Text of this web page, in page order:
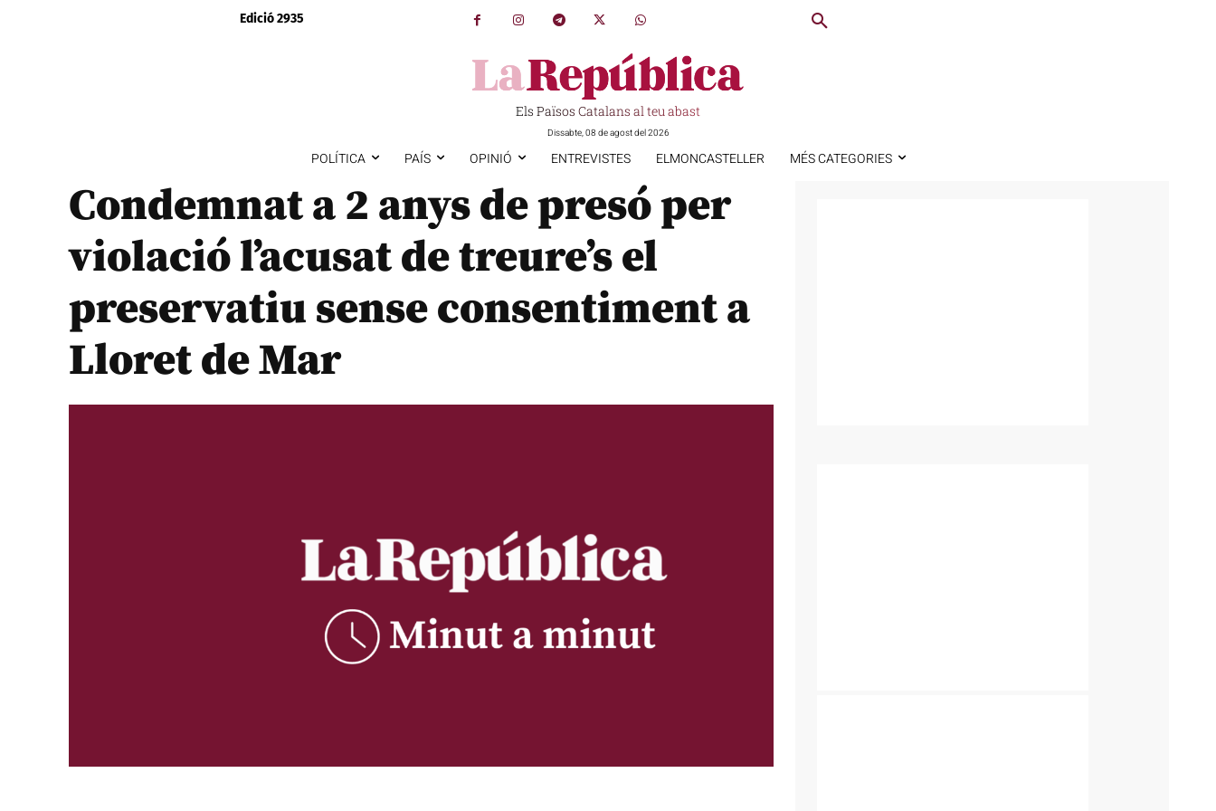
Edició 2935
Els Països Catalans al teu abast
Dissabte, 08 de agost del 2026
POLÍTICA PAÍS OPINIÓ ENTREVISTES ELMONCASTELLER MÉS CATEGORIES
Condemnat a 2 anys de presó per
violació l’acusat de treure’s el
preservatiu sense consentiment a
Lloret de Mar